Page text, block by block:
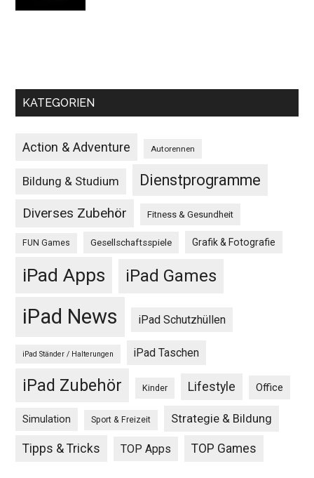
KATEGORIEN
Action & Adventure Autorennen
Bildung & Studium Dienstprogramme
Diverses Zubehör Fitness & Gesundheit
FUN Games Gesellschaftsspiele Grafik & Fotografie
iPad Apps iPad Games
iPad News iPad Schutzhüllen
iPad Ständer / Halterungen iPad Taschen
iPad Zubehör Kinder Lifestyle Office
Simulation Sport & Freizeit Strategie & Bildung
Tipps & Tricks TOP Apps TOP Games